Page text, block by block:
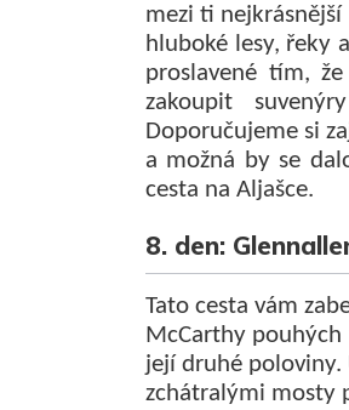
mezi ti
hluboké lesy, řeky
proslavené tím,
zakoupit
Doporučujeme si
a možná by se
cesta na Aljašce.
8. den:
Tato cesta vám
McCarthy
její druhé poloviny.
zchátralými mosty